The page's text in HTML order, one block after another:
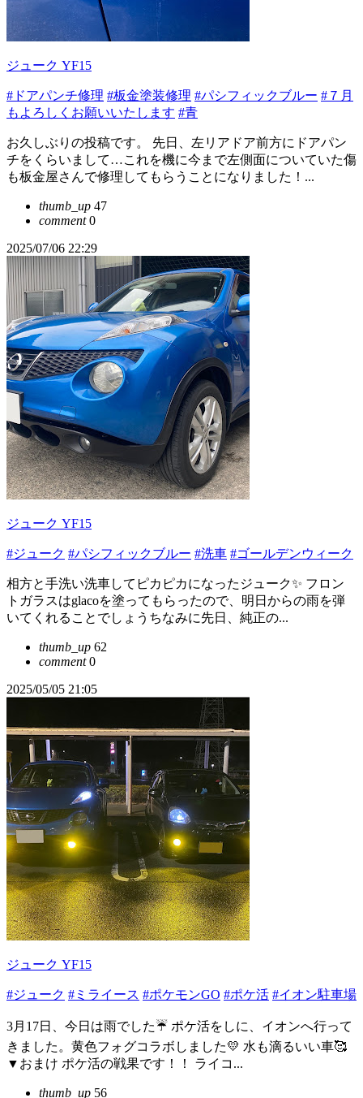
ジューク YF15
#ドアパンチ修理 #板金塗装修理 #パシフィックブルー #７月
もよろしくお願いいたします #青
お久しぶりの投稿です。 先日、左リアドア前方にドアパン
チをくらいまして…これを機に今まで左側面についていた傷
も板金屋さんで修理してもらうことになりました！...
thumb_up 47
comment0
2025/07/06 22:29
ジューク YF15
#ジューク #パシフィックブルー #洗車 #ゴールデンウィーク
相方と手洗い洗車してピカピカになったジューク✨ フロン
トガラスはglacoを塗ってもらったので、明日からの雨を弾
いてくれることでしょうちなみに先日、純正の...
thumb_up 62
comment0
2025/05/05 21:05
ジューク YF15
#ジューク #ミライース #ポケモンGO #ポケ活 #イオン駐車場
3月17日、今日は雨でした☔️ ポケ活をしに、イオンへ行って
きました。黄色フォグコラボしました💛 水も滴るいい車🥰
▼おまけ ポケ活の戦果です！！ ライコ...
thumb_up 56